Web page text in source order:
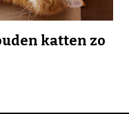
katten zo